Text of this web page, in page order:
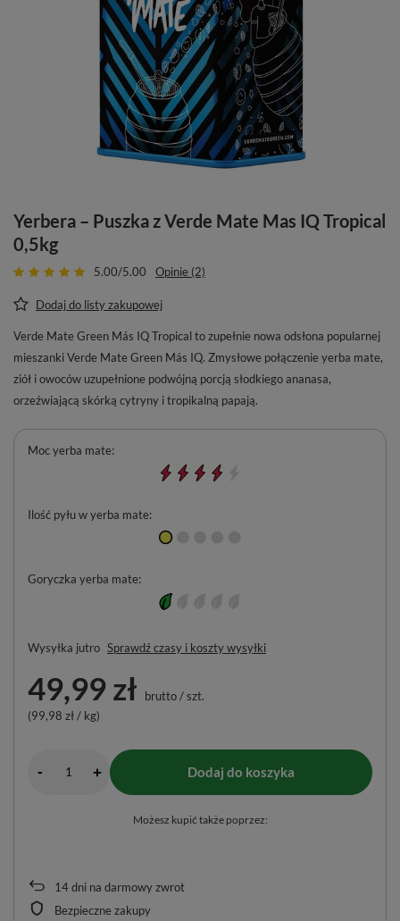
Yerbera – Puszka z Verde Mate Mas IQ Tropical
0,5kg
5.00/5.00 Opinie (2)
Dodaj do listy zakupowej
Verde Mate Green Más IQ Tropical to zupełnie nowa odsłona popularnej
mieszanki Verde Mate Green Más IQ. Zmysłowe połączenie yerba mate,
ziół i owoców uzupełnione podwójną porcją słodkiego ananasa,
orzeźwiającą skórką cytryny i tropikalną papają.
14dni na darmowy zwrot
Bezpieczne zakupy
Wysyłka jutro Sprawdź czasy i koszty wysyłki
49,99 zł brutto/szt.
(99,98 zł / kg)
Moc yerba mate
Ilość pyłu w yerba mate
Goryczka yerba mate
- + Dodaj do koszyka
Możesz kupić także poprzez: